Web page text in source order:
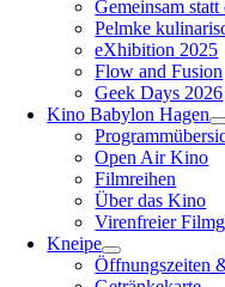
Gemeinsam statt
Pelmke
eXhibition 2025
Flow and Fusion
Geek Days 2026
Kino Babylon Hagen
Open Air Kino
Filmreihen
Über das Kino
Virenfreier
Kneipe
Öffnungszeiten